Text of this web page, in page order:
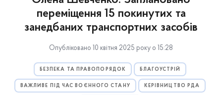
переміщення 15 покинутих та
занедбаних транспортних засобів
Опубліковано 10 квітня 2025 року о 15:28
БЕЗПЕКА ТА ПРАВОПОРЯДОК БЛАГОУСТРІЙ
ВАЖЛИВЕ ПІД ЧАС ВОЄННОГО СТАНУ КЕРІВНИЦТВО РДА